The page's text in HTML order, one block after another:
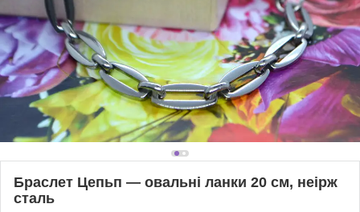
Браслет Цепьп — овальні ланки 20 см, неірж
сталь